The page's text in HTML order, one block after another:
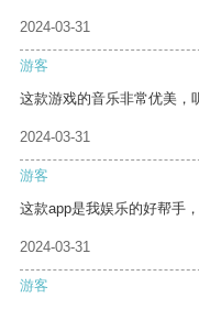
2024-03-31
游客
这款游戏的音乐非常优美，
2024-03-31
游客
这款app是我娱乐的好帮手
2024-03-31
游客